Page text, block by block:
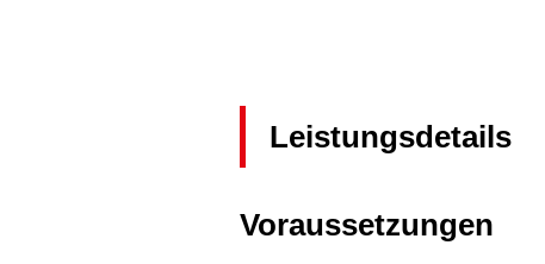
Leistungsdetails
Voraussetzungen